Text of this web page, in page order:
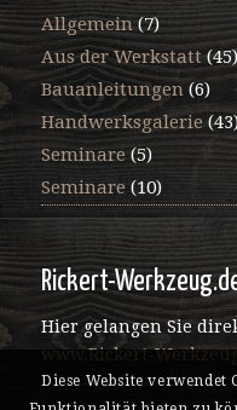
Allgemein(7)
Aus der Werkstatt(45)
Bauanleitungen(6)
Handwerksgalerie
Seminare (5)
Seminare(10)
Rickert-
Hier gelangen Sie
www.Rickert-
Diese Website verwendet